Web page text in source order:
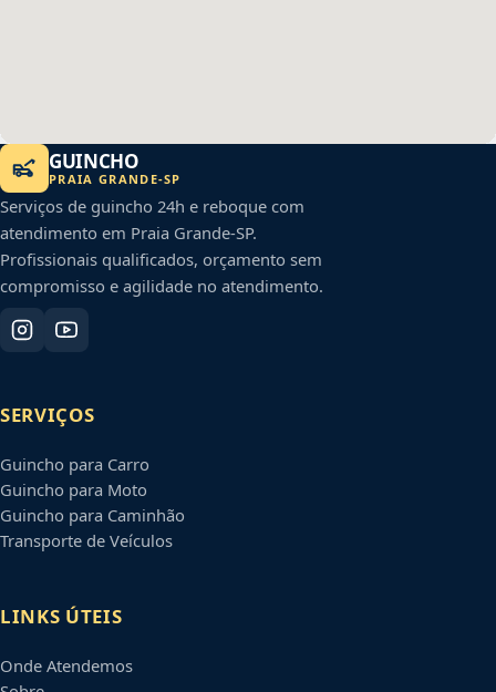
GUINCHO
PRAIA GRANDE-SP
Serviços de guincho 24h e reboque com
atendimento em Praia Grande-SP.
Profissionais qualificados, orçamento sem
compromisso e agilidade no atendimento.
SERVIÇOS
Guincho para Carro
Guincho para Moto
Guincho para Caminhão
Transporte de Veículos
LINKS ÚTEIS
Onde Atendemos